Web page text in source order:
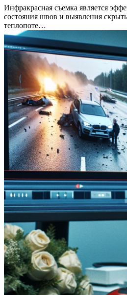
Инфракрасная съемка является
состояния швов и выявления
теплопоте…